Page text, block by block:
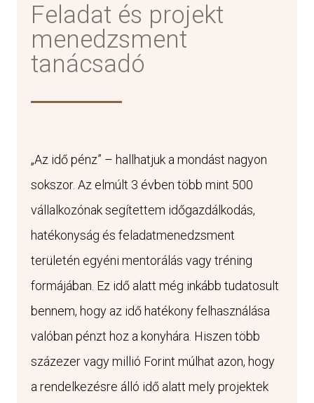
Feladat és projekt
menedzsment
tanácsadó
„Az idő pénz” – hallhatjuk a mondást nagyon
sokszor. Az elmúlt 3 évben több mint 500
vállalkozónak segítettem időgazdálkodás,
hatékonyság és feladatmenedzsment
területén egyéni mentorálás vagy tréning
formájában. Ez idő alatt még inkább tudatosult
bennem, hogy az idő hatékony felhasználása
valóban pénzt hoz a konyhára. Hiszen több
százezer vagy millió Forint múlhat azon, hogy
a rendelkezésre álló idő alatt mely projektek